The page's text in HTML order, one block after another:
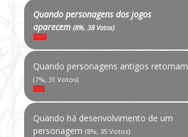
Quando personagens dos jogos
aparecem (8%, 38 Votos)
Quando personagens antigos retornam
(7%, 31 Votos)
Quando há desenvolvimento de um
personagem (8%, 35 Votos)